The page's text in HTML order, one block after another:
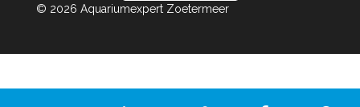
© 2026 Aquariumexpert Zoetermeer